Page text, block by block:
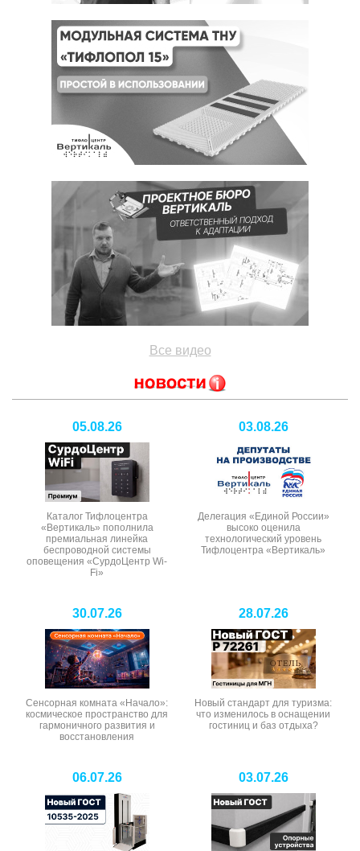
Все видео
05.08.26
Каталог Тифлоцентра
«Вертикаль» пополнила
премиальная линейка
беспроводной системы
оповещения «СурдоЦентр Wi-
Fi»
03.08.26
Делегация «Единой России»
высоко оценила
технологический уровень
Тифлоцентра «Вертикаль»
30.07.26
Сенсорная комната «Начало»:
космическое пространство для
гармоничного развития и
восстановления
28.07.26
Новый стандарт для туризма:
что изменилось в оснащении
гостиниц и баз отдыха?
06.07.26 03.07.26